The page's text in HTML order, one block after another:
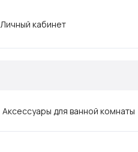
Личный кабинет
Аксессуары для ванной комнаты